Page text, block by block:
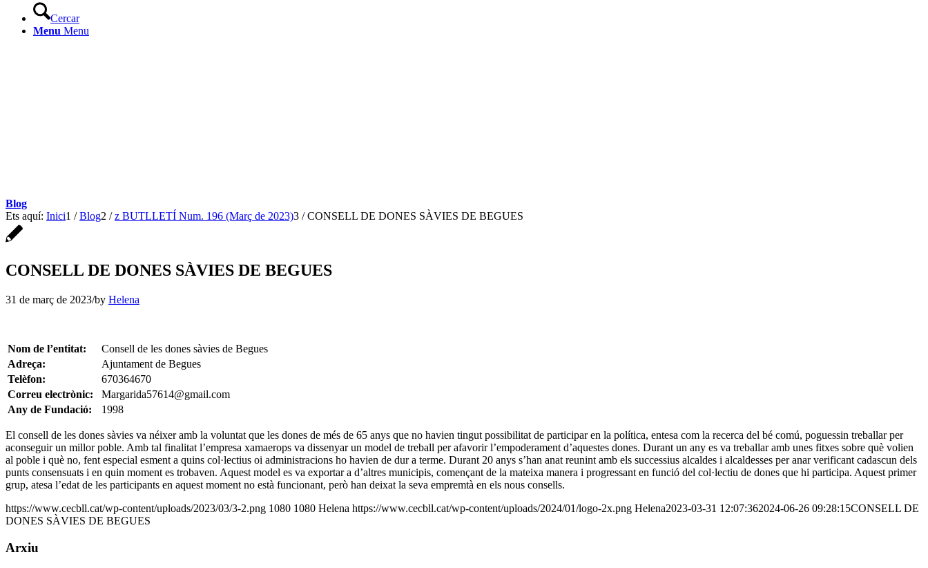
Cercar
Menu Menu
Blog
Ets aquí: Inici1 / Blog2 / z BUTLLETÍ Num. 196 (Març de 2023)3 / CONSELL DE DONES SÀVIES DE BEGUES
CONSELL DE DONES SÀVIES DE BEGUES
31 de març de 2023/by Helena
Nom de l’entitat:
Consell de les dones sàvies de Begues
Adreça:
Ajuntament de Begues
Telèfon:
670364670
Correu electrònic:
Margarida57614@gmail.com
Any de Fundació:
1998
El consell de les dones sàvies va néixer amb la voluntat que les dones de més de 65 anys que no havien tingut possibilitat de participar en la política, entesa com la recerca del bé comú, poguessin treballar per
aconseguir un millor poble. Amb tal finalitat l’empresa xamaerops va dissenyar un model de treball per afavorir l’empoderament d’aquestes dones. Durant un any es va treballar amb unes fitxes sobre què volien
al poble i què no, fent especial esment a quins col·lectius oi administracions ho havien de dur a terme. Durant 20 anys s’han anat reunint amb els successius alcaldes i alcaldesses per anar verificant cadascun dels
punts consensuats i en quin moment es trobaven. Aquest model es va exportar a d’altres municipis, començant de la mateixa manera i progressant en funció del col·lectiu de dones que hi participa. Aquest primer
grup, atesa l’edat de les participants en aquest moment no està funcionant, però han deixat la seva empremtà en els nous consells.
https://www.cecbll.cat/wp-content/uploads/2023/03/3-2.png 1080 1080 Helena https://www.cecbll.cat/wp-content/uploads/2024/01/logo-2x.png Helena2023-03-31 12:07:362024-06-26 09:28:15CONSELL DE
DONES SÀVIES DE BEGUES
Arxiu